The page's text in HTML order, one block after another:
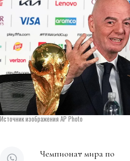
Источник изображения AP Photo
Чемпионат мира по